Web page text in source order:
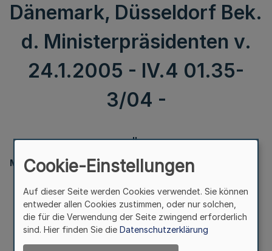
Dänemark, Düsseldorf Bek.
d. Ministerpräsidenten v.
24.1.2005 - IV.4 01.35-
3/04 -
II.
Ministerpräsident
Honorarkonsularische Vertretung
des Königreichs Dänemark, Düsseldorf
Bek. d. Ministerpräsidenten v. 24.1.2005
Cookie-Einstellungen
Auf dieser Seite werden Cookies verwendet. Sie können
entweder allen Cookies zustimmen, oder nur solchen,
die für die Verwendung der Seite zwingend erforderlich
sind. Hier finden Sie die Datenschutzerklärung